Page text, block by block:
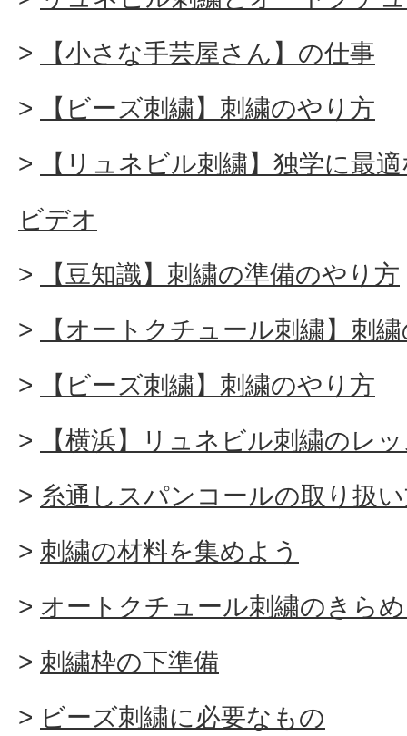
【小さな手芸屋さん】の仕事
【ビーズ刺繍】刺繍のやり方
【リュネビル刺繍】独学に最
ビデオ
【豆知識】刺繍の準備のやり方
【オートクチュール刺繍】刺
【ビーズ刺繍】刺繍のやり方
【横浜】リュネビル刺繍のレ
糸通しスパンコールの取り扱
刺繍の材料を集めよう
オートクチュール刺繍のきら
刺繍枠の下準備
ビーズ刺繍に必要なもの